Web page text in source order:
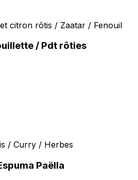
citron rôtis / Zaatar / Fenouil
/ Pdt rôties
/ Curry / Herbes
Paëlla